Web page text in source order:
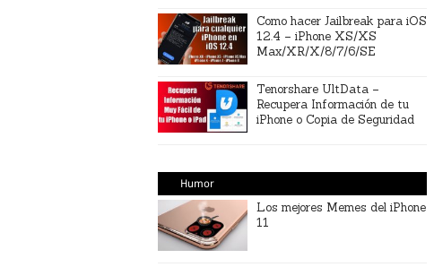
Como hacer Jailbreak para iOS
12.4 – iPhone XS/XS
Max/XR/X/8/7/6/SE
Tenorshare UltData –
Recupera Información de tu
iPhone o Copia de Seguridad
Humor
Los mejores Memes del iPhone
11